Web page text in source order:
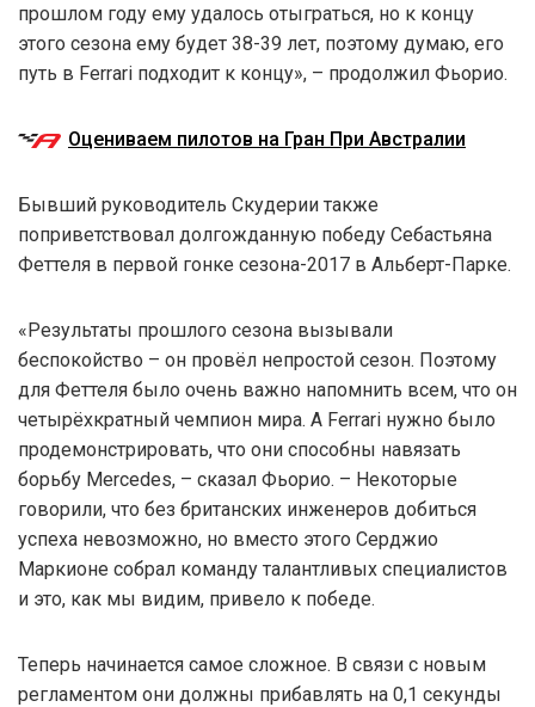
прошлом году ему удалось отыграться, но к концу
этого сезона ему будет 38-39 лет, поэтому думаю, его
путь в Ferrari подходит к концу», – продолжил Фьорио.
Оцениваем пилотов на Гран При Австралии
Бывший руководитель Скудерии также
поприветствовал долгожданную победу Себастьяна
Феттеля в первой гонке сезона-2017 в Альберт-Парке.
«Результаты прошлого сезона вызывали
беспокойство – он провёл непростой сезон. Поэтому
для Феттеля было очень важно напомнить всем, что он
четырёхкратный чемпион мира. А Ferrari нужно было
продемонстрировать, что они способны навязать
борьбу Mercedes, – сказал Фьорио. – Некоторые
говорили, что без британских инженеров добиться
успеха невозможно, но вместо этого Серджио
Маркионе собрал команду талантливых специалистов
и это, как мы видим, привело к победе.
Теперь начинается самое сложное. В связи с новым
регламентом они должны прибавлять на 0,1 секунды